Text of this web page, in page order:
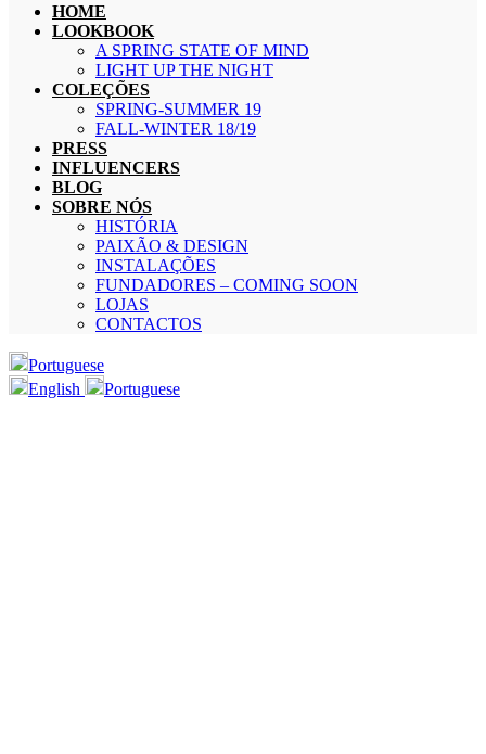
HOME
LOOKBOOK
A SPRING STATE OF MIND
LIGHT UP THE NIGHT
COLEÇÕES
SPRING-SUMMER 19
FALL-WINTER 18/19
PRESS
INFLUENCERS
BLOG
SOBRE NÓS
HISTÓRIA
PAIXÃO & DESIGN
INSTALAÇÕES
FUNDADORES – COMING SOON
LOJAS
CONTACTOS
Portuguese
English
Portuguese